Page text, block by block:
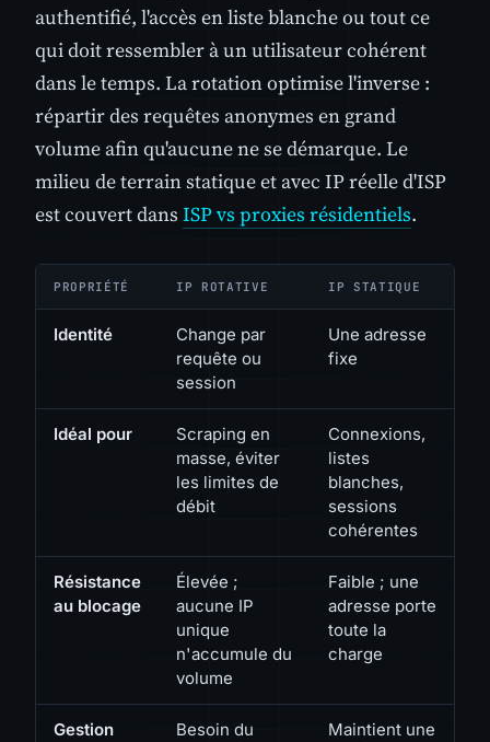
authentifié, l'accès en liste blanche ou tout ce
qui doit ressembler à un utilisateur cohérent
dans le temps. La rotation optimise l'inverse :
répartir des requêtes anonymes en grand
volume afin qu'aucune ne se démarque. Le
milieu de terrain statique et avec IP réelle d'ISP
est couvert dans ISP vs proxies résidentiels.
PROPRIÉTÉ IP ROTATIVE IP STATIQUE
Identité
Change par
requête ou
session
Une adresse
fixe
Idéal pour
Scraping en
masse, éviter
les limites de
débit
Connexions,
listes
blanches,
sessions
cohérentes
Résistance
au blocage
Élevée ;
aucune IP
unique
n'accumule du
volume
Faible ; une
adresse porte
toute la
charge
Gestion
Besoin du
Maintient une